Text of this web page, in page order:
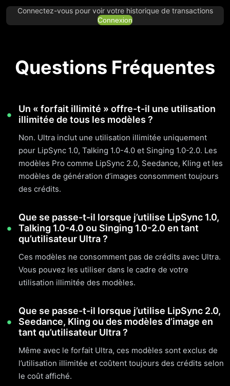
Connectez-vous pour voir votre historique de transactions
Connexion
Questions Fréquentes
Un « forfait illimité » offre-t-il une utilisation
illimitée de tous les modèles ?
Non. Ultra inclut une utilisation illimitée uniquement
pour LipSync 1.0, Talking 1.0-4.0 et Singing 1.0-2.0. Les
modèles Pro comme LipSync 2.0, Seedance, Kling et les
modèles de génération d’images consomment toujours
des crédits.
Que se passe-t-il lorsque j’utilise LipSync 1.0,
Talking 1.0-4.0 ou Singing 1.0-2.0 en tant
qu’utilisateur Ultra ?
Ces modèles ne consomment pas de crédits avec Ultra.
Vous pouvez les utiliser dans le cadre de votre
utilisation illimitée des modèles.
Que se passe-t-il lorsque j’utilise LipSync 2.0,
Seedance, Kling ou des modèles d’image en
tant qu’utilisateur Ultra ?
Même avec le forfait Ultra, ces modèles sont exclus de
l’utilisation illimitée et coûtent toujours des crédits selon
le coût affiché.